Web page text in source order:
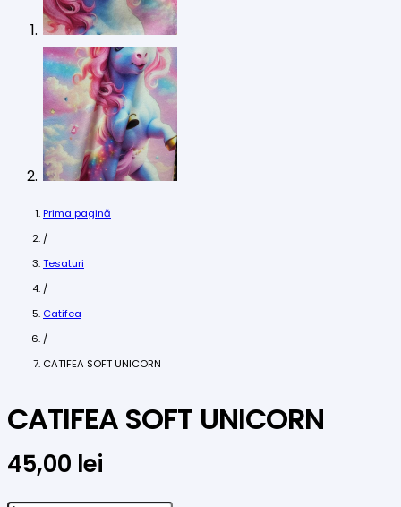
Prima pagină
/
Tesaturi
/
Catifea
/
CATIFEA SOFT UNICORN
CATIFEA SOFT UNICORN
45,00 lei